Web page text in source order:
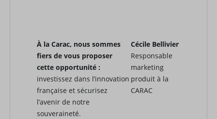
À la Carac, nous sommes
fiers de vous proposer
cette opportunité :
investissez dans l’innovation
française et sécurisez
l’avenir de notre
souveraineté.
Cécile Bellivier
Responsable
marketing
produit à la
CARAC